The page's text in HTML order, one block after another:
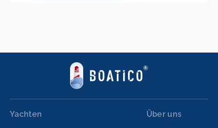
Yachten Über uns